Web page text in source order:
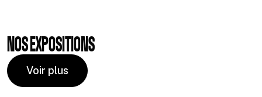
NOS EXPOSITIONS
Voir plus